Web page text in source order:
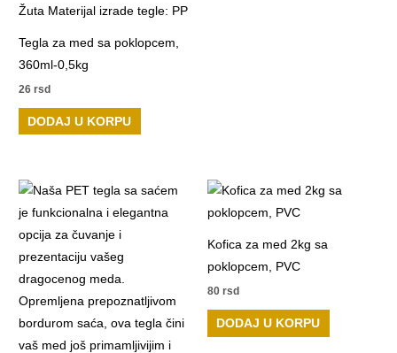
Tegla za med sa poklopcem,
360ml-0,5kg
26rsd
DODAJ U KORPU
Kofica za med 2kg sa
poklopcem, PVC
80 rsd
DODAJ U KORPU